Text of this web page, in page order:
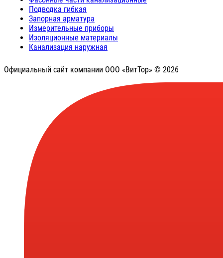
Подводка гибкая
Запорная арматура
Измерительные приборы
Изоляционные материалы
Канализация наружная
Официальный сайт компании ООО «ВитТор» © 2026